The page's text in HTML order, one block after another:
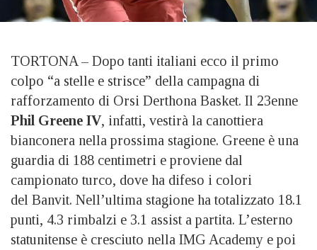
TORTONA – Dopo tanti italiani ecco il primo
colpo “a stelle e strisce” della campagna di
rafforzamento di Orsi Derthona Basket. Il 23enne
Phil Greene IV, infatti, vestirà la canottiera
bianconera nella prossima stagione. Greene è una
guardia di 188 centimetri e proviene dal
campionato turco, dove ha difeso i colori
del Banvit. Nell’ultima stagione ha totalizzato 18.1
punti, 4.3 rimbalzi e 3.1 assist a partita. L’esterno
statunitense è cresciuto nella IMG Academy e poi